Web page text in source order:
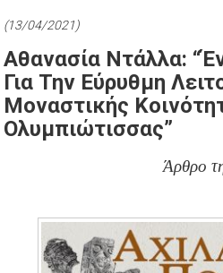
(13/04/2021)
Aθανασία Ντάλλα:
Για Την Εύρυθμη
Μοναστικής
Ολυμπιώτισσας”
Άρθρο